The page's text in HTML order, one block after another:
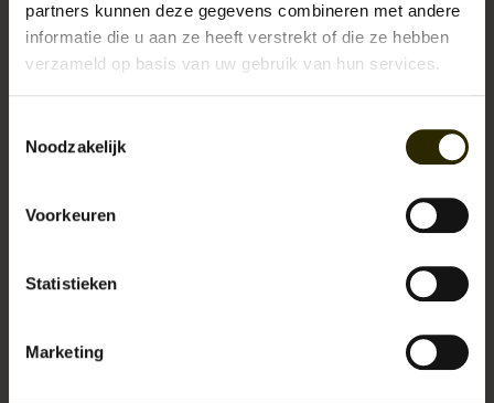
partners kunnen deze gegevens combineren met andere
informatie die u aan ze heeft verstrekt of die ze hebben
verzameld op basis van uw gebruik van hun services.
Noodzakelijk
Voorkeuren
Statistieken
Marketing
haar vaandel staan. Al hun tassen zijn handgemaakt en doordacht
Artikelnummer:
EAN: